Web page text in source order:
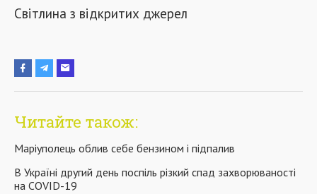
Світлина з відкритих джерел
Читайте також:
Маріуполець облив себе бензином і підпалив
В Україні другий день поспіль різкий спад захворюваності
на COVID-19